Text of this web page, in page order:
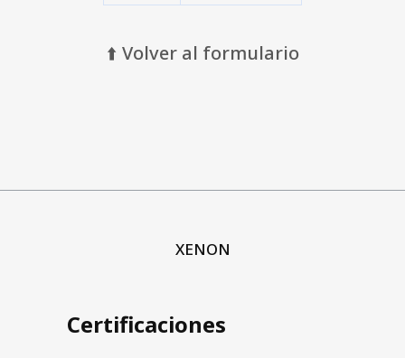
⬆️ Volver al formulario
XENON
Certificaciones